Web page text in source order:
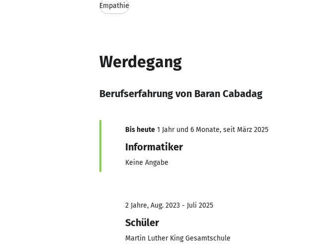
Empathie
Werdegang
Berufserfahrung von Baran Cabadag
Bis heute 1 Jahr und 6 Monate, seit März 2025
Informatiker
Keine Angabe
2 Jahre, Aug. 2023 - Juli 2025
Schüler
Martin Luther King Gesamtschule